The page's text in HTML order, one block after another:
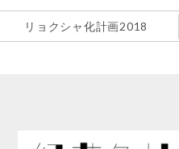
リョクシャ化計画2018